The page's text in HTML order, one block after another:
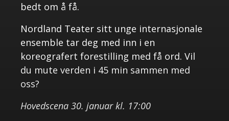
bedt om å få.
Nordland Teater sitt unge internasjonale
ensemble tar deg med inn i en
koreografert forestilling med få ord. Vil
du mute verden i 45 min sammen med
oss?
Hovedscena 30. januar kl. 17:00